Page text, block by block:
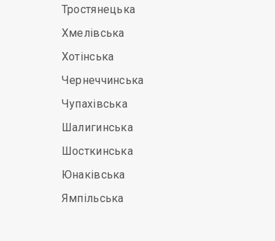
Тростянецька
Хмелівська
Хотінська
Чернеччинська
Чупахівська
Шалигинська
Шосткинська
Юнаківська
Ямпільська